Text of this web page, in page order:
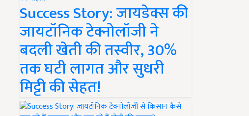
Success Story: जायडेक्स की
जायटॉनिक टेक्नोलॉजी ने
बदली खेती की तस्वीर, 30%
तक घटी लागत और सुधरी
मिट्टी की सेहत!